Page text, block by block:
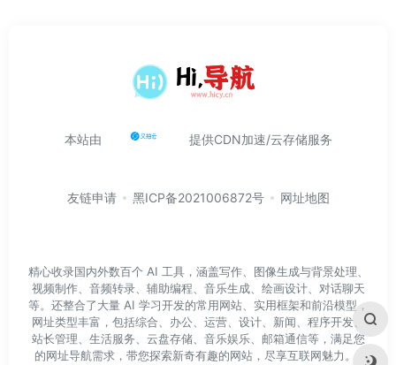
本站由 提供CDN加速/云存储服务
友链申请 黑ICP备2021006872号 网址地图
精心收录国内外数百个 AI 工具，涵盖写作、图像生成与背景处理、
视频制作、音频转录、辅助编程、音乐生成、绘画设计、对话聊天
等。还整合了大量 AI 学习开发的常用网站、实用框架和前沿模型，
网址类型丰富，包括综合、办公、运营、设计、新闻、程序开发、
站长管理、生活服务、云盘存储、音乐娱乐、邮箱通信等，满足您
的网址导航需求，带您探索新奇有趣的网站，尽享互联网魅力。